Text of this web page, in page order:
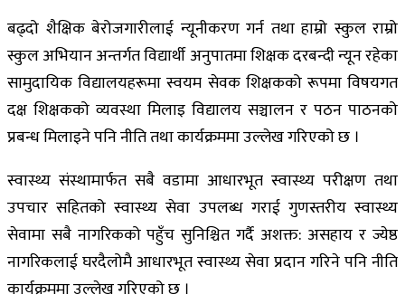
बढ्दो शैक्षिक बेरोजगारीलाई न्यूनीकरण गर्न तथा हाम्रो स्कुल राम्रो
स्कुल अभियान अन्तर्गत विद्यार्थी अनुपातमा शिक्षक दरबन्दी न्यून रहेका
सामुदायिक विद्यालयहरूमा स्वयम सेवक शिक्षकको रूपमा विषयगत
दक्ष शिक्षकको व्यवस्था मिलाइ विद्यालय सञ्चालन र पठन पाठनको
प्रबन्ध मिलाइने पनि नीति तथा कार्यक्रममा उल्लेख गरिएको छ ।
स्वास्थ्य संस्थामार्फत सबै वडामा आधारभूत स्वास्थ्य परीक्षण तथा
उपचार सहितको स्वास्थ्य सेवा उपलब्ध गराई गुणस्तरीय स्वास्थ्य
सेवामा सबै नागरिकको पहुँच सुनिश्चित गर्दै अशक्त: असहाय र ज्येष्ठ
नागरिकलाई घरदैलोमै आधारभूत स्वास्थ्य सेवा प्रदान गरिने पनि नीति
कार्यक्रममा उल्लेख गरिएको छ ।